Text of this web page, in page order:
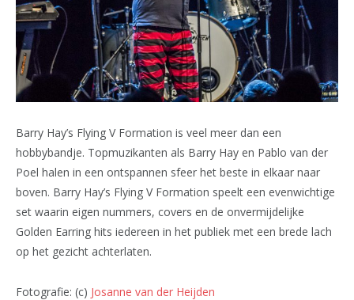
Barry Hay’s Flying V Formation is veel meer dan een
hobbybandje. Topmuzikanten als Barry Hay en Pablo van der
Poel halen in een ontspannen sfeer het beste in elkaar naar
boven. Barry Hay’s Flying V Formation speelt een evenwichtige
set waarin eigen nummers, covers en de onvermijdelijke
Golden Earring hits iedereen in het publiek met een brede lach
op het gezicht achterlaten.
Fotografie: (c) Josanne van der Heijden